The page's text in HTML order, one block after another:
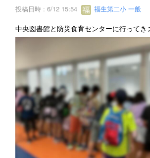
投稿日時 : 6/12 15:54 福生第二小 一般
中央図書館と防災食育センターに行ってき